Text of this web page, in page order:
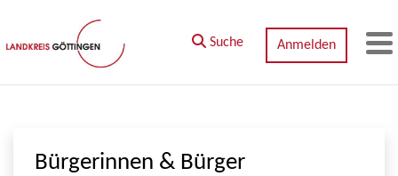
Zum Hauptinhalt springen
Suche Anmelden
Bürgerinnen & Bürger